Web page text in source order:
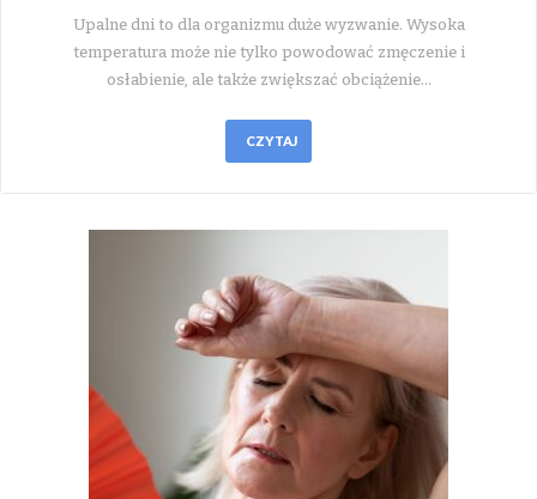
Upalne dni to dla organizmu duże wyzwanie. Wysoka
temperatura może nie tylko powodować zmęczenie i
osłabienie, ale także zwiększać obciążenie…
CZYTAJ